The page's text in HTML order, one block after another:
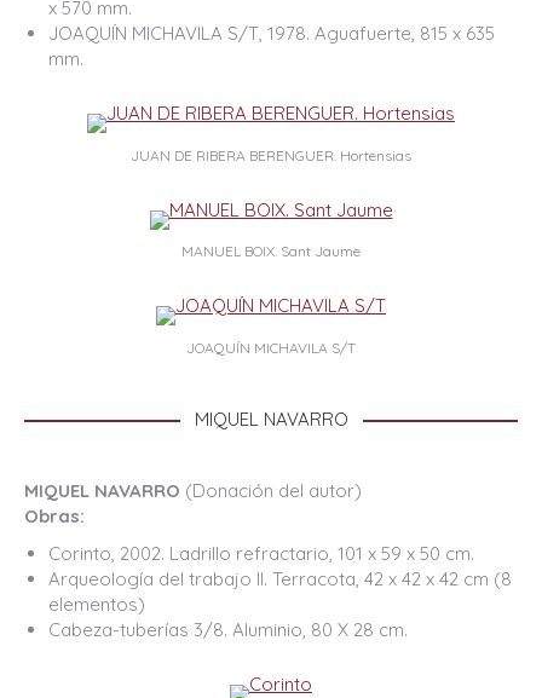
x 570 mm.
JOAQUÍN MICHAVILA S/T, 1978. Aguafuerte, 815 x 635
mm.
JUAN DE RIBERA BERENGUER. Hortensias
MANUEL BOIX. Sant Jaume
JOAQUÍN MICHAVILA S/T
MIQUEL NAVARRO
MIQUEL NAVARRO (Donación del autor)
Obras:
Corinto, 2002. Ladrillo refractario, 101 x 59 x 50 cm.
Arqueología del trabajo II. Terracota, 42 x 42 x 42 cm (8
elementos)
Cabeza-tuberías 3/8. Aluminio, 80 X 28 cm.